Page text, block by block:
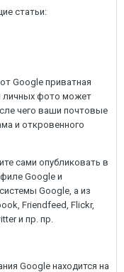
статьи:
Google приватная
личных фото может
чего ваши почтовые
и откровенного
сами опубликовать в
Google и
Google, а из
Friendfeed, Flickr,
и пр. пр.
Google находится на